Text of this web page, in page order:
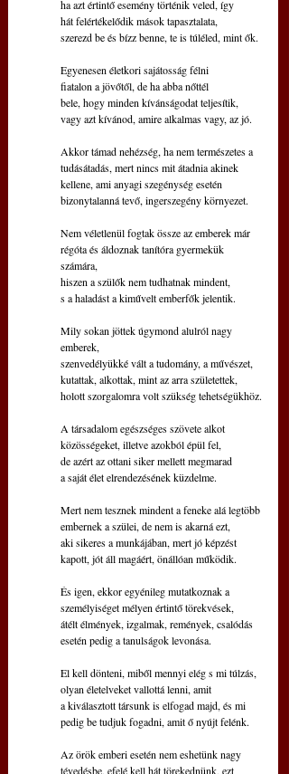
ha azt értintő esemény történik veled, így
hát felértékelődik mások tapasztalata,
szerezd be és bízz benne, te is túléled, mint ők.
Egyenesen életkori sajátosság félni
fiatalon a jövőtől, de ha abba nőttél
bele, hogy minden kívánságodat teljesítik,
vagy azt kívánod, amire alkalmas vagy, az jó.
Akkor támad nehézség, ha nem természetes a
tudásátadás, mert nincs mit átadnia akinek
kellene, ami anyagi szegénység esetén
bizonytalanná tevő, ingerszegény környezet.
Nem véletlenül fogtak össze az emberek már
régóta és áldoznak tanítóra gyermekük
számára,
hiszen a szülők nem tudhatnak mindent,
s a haladást a kiművelt emberfők jelentik.
Mily sokan jöttek úgymond alulról nagy
emberek,
szenvedélyükké vált a tudomány, a művészet,
kutattak, alkottak, mint az arra születettek,
holott szorgalomra volt szükség tehetségükhöz.
A társadalom egészséges szövete alkot
közösségeket, illetve azokból épül fel,
de azért az ottani siker mellett megmarad
a saját élet elrendezésének küzdelme.
Mert nem tesznek mindent a feneke alá legtöbb
embernek a szülei, de nem is akarná ezt,
aki sikeres a munkájában, mert jó képzést
kapott, jót áll magáért, önállóan működik.
És igen, ekkor egyénileg mutatkoznak a
személyiséget mélyen értintő törekvések,
átélt élmények, izgalmak, remények, csalódás
esetén pedig a tanulságok levonása.
El kell dönteni, miből mennyi elég s mi túlzás,
olyan életelveket vallottá lenni, amit
a kiválasztott társunk is elfogad majd, és mi
pedig be tudjuk fogadni, amit ő nyújt felénk.
Az örök emberi esetén nem eshetünk nagy
tévedésbe, efelé kell hát törekednünk, ezt